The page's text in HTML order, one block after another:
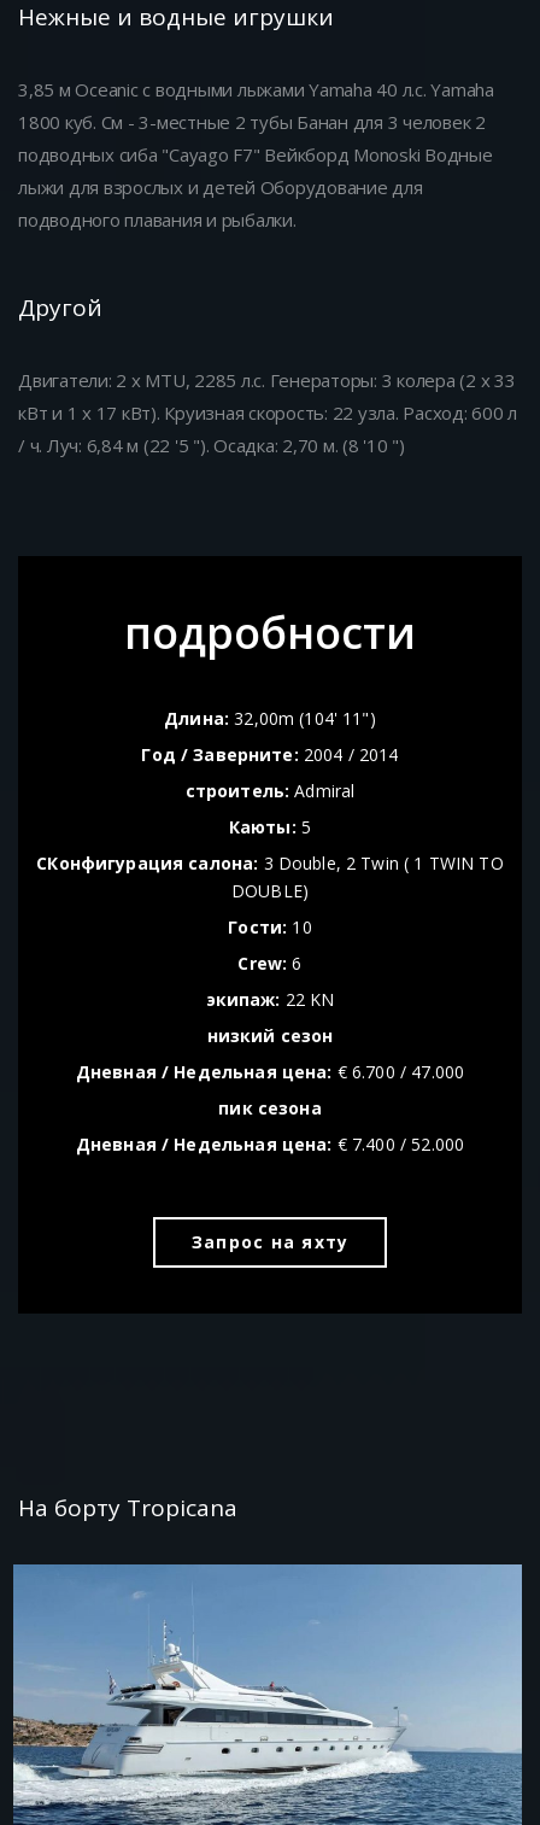
Нежные и водные игрушки
3,85 м Oceanic с водными лыжами Yamaha 40 л.с. Yamaha
1800 куб. См - 3-местные 2 тубы Банан для 3 человек 2
подводных сиба "Cayago F7" Вейкборд Monoski Водные
лыжи для взрослых и детей Оборудование для
подводного плавания и рыбалки.
Другой
Двигатели: 2 x MTU, 2285 л.с. Генераторы: 3 колера (2 x 33
кВт и 1 x 17 кВт). Круизная скорость: 22 узла. Расход: 600 л
/ ч. Луч: 6,84 м (22 '5 "). Осадка: 2,70 м. (8 '10 ")
подробности
Длина: 32,00m (104' 11")
Год / Заверните: 2004 / 2014
строитель: Admiral
Каюты: 5
CКонфигурация салона: 3 Double, 2 Twin ( 1 TWIN TO
DOUBLE)
Гости: 10
Crew: 6
экипаж: 22 KN
низкий сезон
Дневная / Недельная цена: € 6.700 / 47.000
пик сезонa
Дневная / Недельная цена: € 7.400 / 52.000
Запрос на яхту
На борту Tropicana